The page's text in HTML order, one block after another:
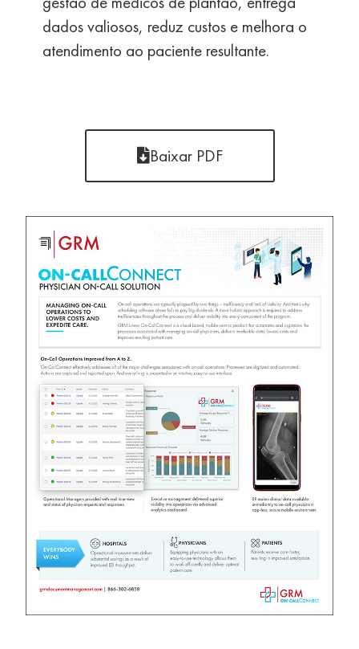
dados valiosos, reduz custos e melhora o
atendimento ao paciente resultante.
Baixar PDF